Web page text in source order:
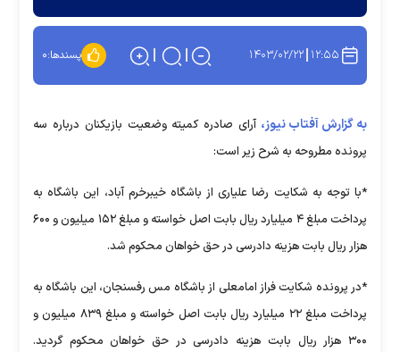
۱۲:۵۵ ۱۴۰۳/۰۲/۲۲ پسندها:۰
به گزارش آفتاب نیوز، آرای صادره کمیته وضعیت بازیکنان درباره سه
پرونده مطروحه به شرح زیر است:
*با توجه به شکایت رضا علیاری از باشگاه خیبرخرم آباد، این باشگاه به
پرداخت مبلغ ۴ میلیارد ریال بابت اصل خواسته و مبلغ ۱۵۲ میلیون و ۶۰۰
هزار ریال بابت هزینه دادرسی در حق خواهان محکوم شد.
*در پرونده شکایت فراز امامعلی از باشگاه مس رفسنجان، این باشگاه به
پرداخت مبلغ ۲۲ میلیارد ریال بابت اصل خواسته و مبلغ ۸۳۹ میلیون و
۳۰۰ هزار ریال بابت هزینه دادرسی در حق خواهان محکوم گردید.